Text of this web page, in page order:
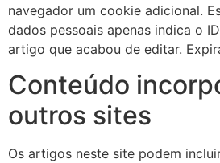
navegador um cookie adicional.
dados pessoais apenas indica o
artigo que acabou de editar.
Conteúdo
outros sites
Os artigos neste site podem